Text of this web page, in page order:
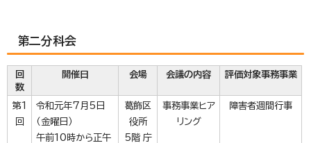
第二分科会
回
数
開催日 会場 会議の内容 評価対象事務事業
第1
回
令和元年7月5日
（金曜日）
午前10時から正午
葛飾区
役所
5階 庁
事務事業ヒア
リング
障害者週間行事